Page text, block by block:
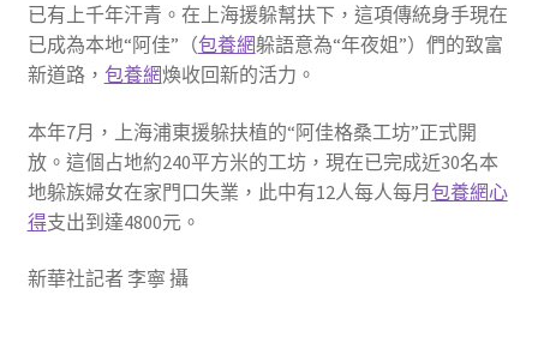
已有上千年汗青。在上海援躲幫扶下，這項傳統身手現在
已成為本地“阿佳”（包養網躲語意為“年夜姐”）們的致富
新道路， 包養網煥收回新的活力。
本年7月，上海浦東援躲扶植的“阿佳格桑工坊”正式開
放。這個占地約240平方米的工坊，現在已完成近30名本
地躲族婦女在家門口失業，此中有12人每人每月包養網心
得支出到達4800元。
新華社記者 李寧 攝